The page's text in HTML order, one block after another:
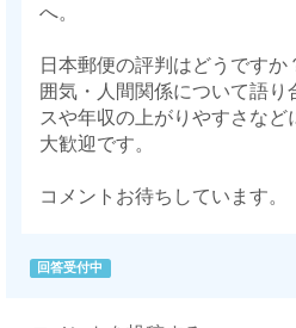
へ。
日本郵便の評判はどうです
囲気・人間関係について語り
スや年収の上がりやすさなど
大歓迎です。
コメントお待ちしています。
回答受付中